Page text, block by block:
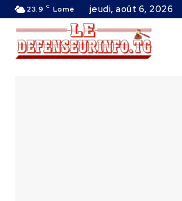
23.9 C Lomé jeudi, août 6, 2026